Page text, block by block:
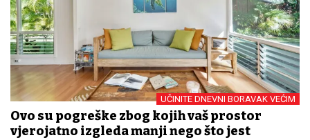
UČINITE DNEVNI BORAVAK VEĆIM
Ovo su pogreške zbog kojih vaš prostor
vjerojatno izgleda manji nego što jest